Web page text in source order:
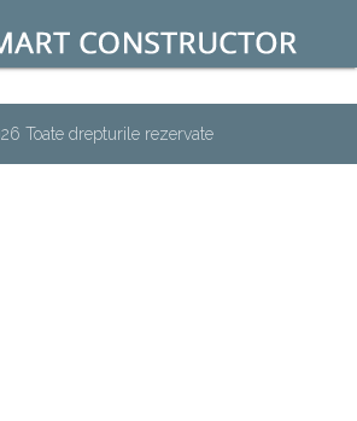
Toate drepturile rezervate